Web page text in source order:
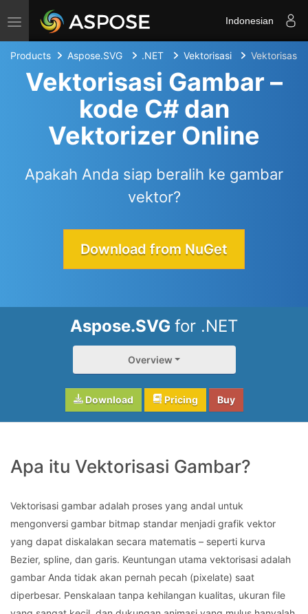
Toggle navigation Indonesian
Products Aspose.SVG .NET Vektorisasi Vektorisasi
Vektorisasi Gambar –
kode C# dan
Vektorizer Online
Apakah Anda siap beralih ke gambar
vektor?
Download from NuGet
Aspose.SVG for .NET
Overview
Download Pricing Buy
Apa itu Vektorisasi Gambar?
Vektorisasi gambar adalah proses yang andal untuk
mengonversi gambar bitmap standar menjadi grafik vektor
yang dapat diskalakan secara matematis – seperti kurva
Bezier, spline, dan garis. Keuntungan utama vektorisasi adalah
gambar Anda tidak akan pernah pecah (pixelate) saat
diperbesar. Penskalaan tanpa kehilangan kualitas, ukuran file